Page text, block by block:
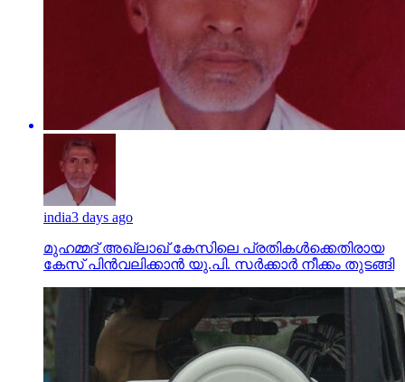
india3 days ago
മുഹമ്മദ് അഖ്‌ലാഖ് കേസിലെ പ്രതികള്‍ക്കെതിരായ
കേസ് പിന്‍വലിക്കാന്‍ യു.പി. സര്‍ക്കാര്‍ നീക്കം തുടങ്ങി